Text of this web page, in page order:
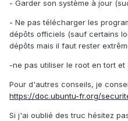
- Garder son système à jour
- Ne pas télécharger les
dépôts officiels (sauf certains
dépôts mais il faut rester
-ne pas utiliser le root en tort et
Pour d'autres conseils, je
https://doc.ubuntu-fr.org/
Si j'ai oublié des truc hésitez